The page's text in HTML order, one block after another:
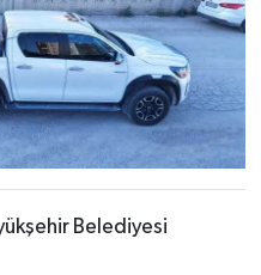
Belediyesi